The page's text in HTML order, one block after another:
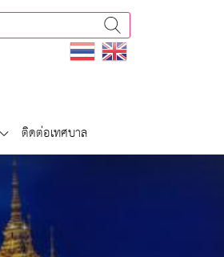
ติดต่อเทศบาล